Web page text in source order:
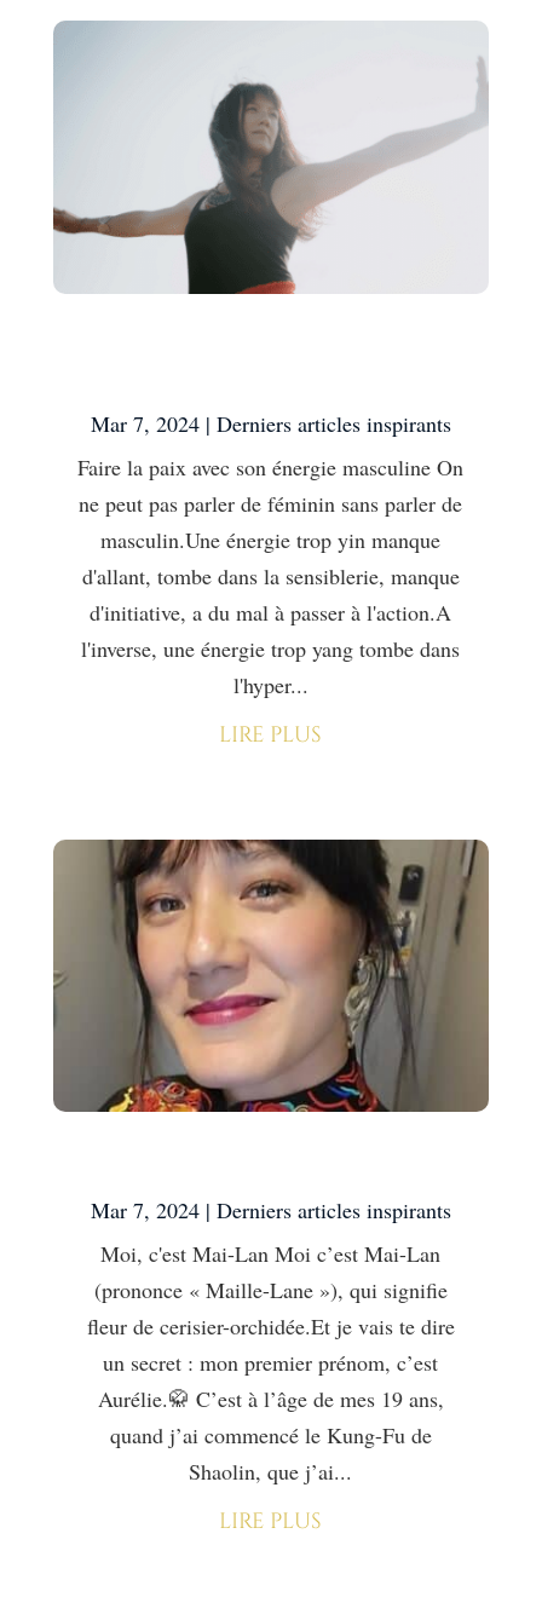
Mar 7, 2024| Derniers articles inspirants
Faire la paix avec son énergie masculine On
ne peut pas parler de féminin sans parler de
masculin.Une énergie trop yin manque
d'allant, tombe dans la sensiblerie, manque
d'initiative, a du mal à passer à l'action.A
l'inverse, une énergie trop yang tombe dans
l'hyper...
lire plus
Mar 7, 2024| Derniers articles inspirants
Moi, c'est Mai-Lan Moi c’est Mai-Lan
(prononce « Maille-Lane »), qui signifie
fleur de cerisier-orchidée.Et je vais te dire
un secret : mon premier prénom, c’est
Aurélie.🥋 C’est à l’âge de mes 19 ans,
quand j’ai commencé le Kung-Fu de
Shaolin, que j’ai...
lire plus